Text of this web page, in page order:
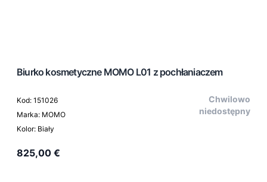
Biurko kosmetyczne MOMO L01 z pochłaniaczem
Kod: 151026
Marka: MOMO
Kolor: Biały
Chwilowo
niedostępny
825,00 €